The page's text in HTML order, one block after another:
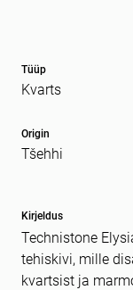
Tüüp
Kvarts
Origin
Tšehhi
Kirjeldus
Technistone
tehiskivi, mille
kvartsist ja
E-post
Sõnum